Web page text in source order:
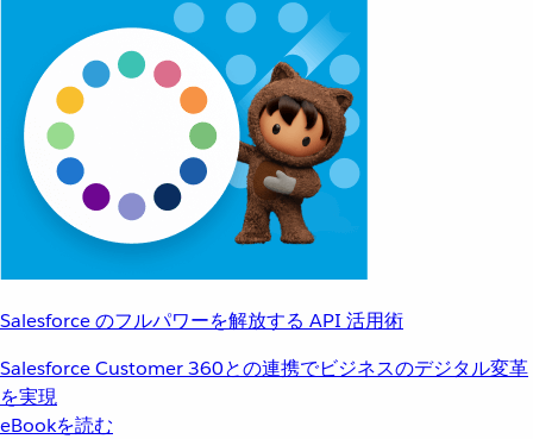
Salesforce のフルパワーを解放する API 活用術
Salesforce Customer 360との連携でビジネスのデジタル変革
を実現
eBookを読む